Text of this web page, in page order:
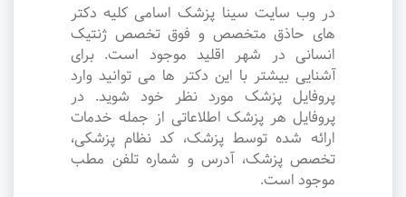
در وب سایت سینا پزشک اسامی کلیه دکتر
های حاذق متخصص و فوق تخصص ژنتیک
انسانی در شهر اقلید موجود است. برای
آشنایی بیشتر با این دکتر ها می توانید وارد
پروفایل پزشک مورد نظر خود شوید. در
پروفایل هر پزشک اطلاعاتی از جمله خدمات
ارائه شده توسط پزشک، کد نظام پزشکی،
تخصص پزشک، آدرس و شماره تلفن مطب
موجود است.